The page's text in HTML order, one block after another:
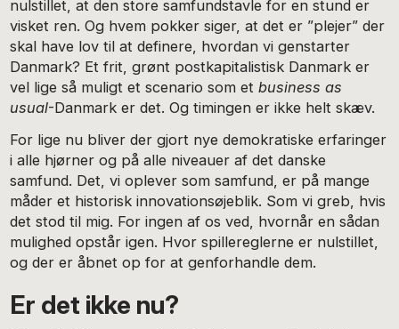
nulstillet, at den store samfundstavle for en stund er
visket ren. Og hvem pokker siger, at det er ”plejer” der
skal have lov til at definere, hvordan vi genstarter
Danmark? Et frit, grønt postkapitalistisk Danmark er
vel lige så muligt et scenario som etbusiness as
usual-Danmark er det. Og timingen er ikke helt skæv.
For lige nu bliver der gjort nye demokratiske erfaringer
i alle hjørner og på alle niveauer af det danske
samfund. Det, vi oplever som samfund, er på mange
måder et historisk innovationsøjeblik. Som vi greb, hvis
det stod til mig. For ingen af os ved, hvornår en sådan
mulighed opstår igen. Hvor spillereglerne er nulstillet,
og der er åbnet op for at genforhandle dem.
Er det ikke nu?